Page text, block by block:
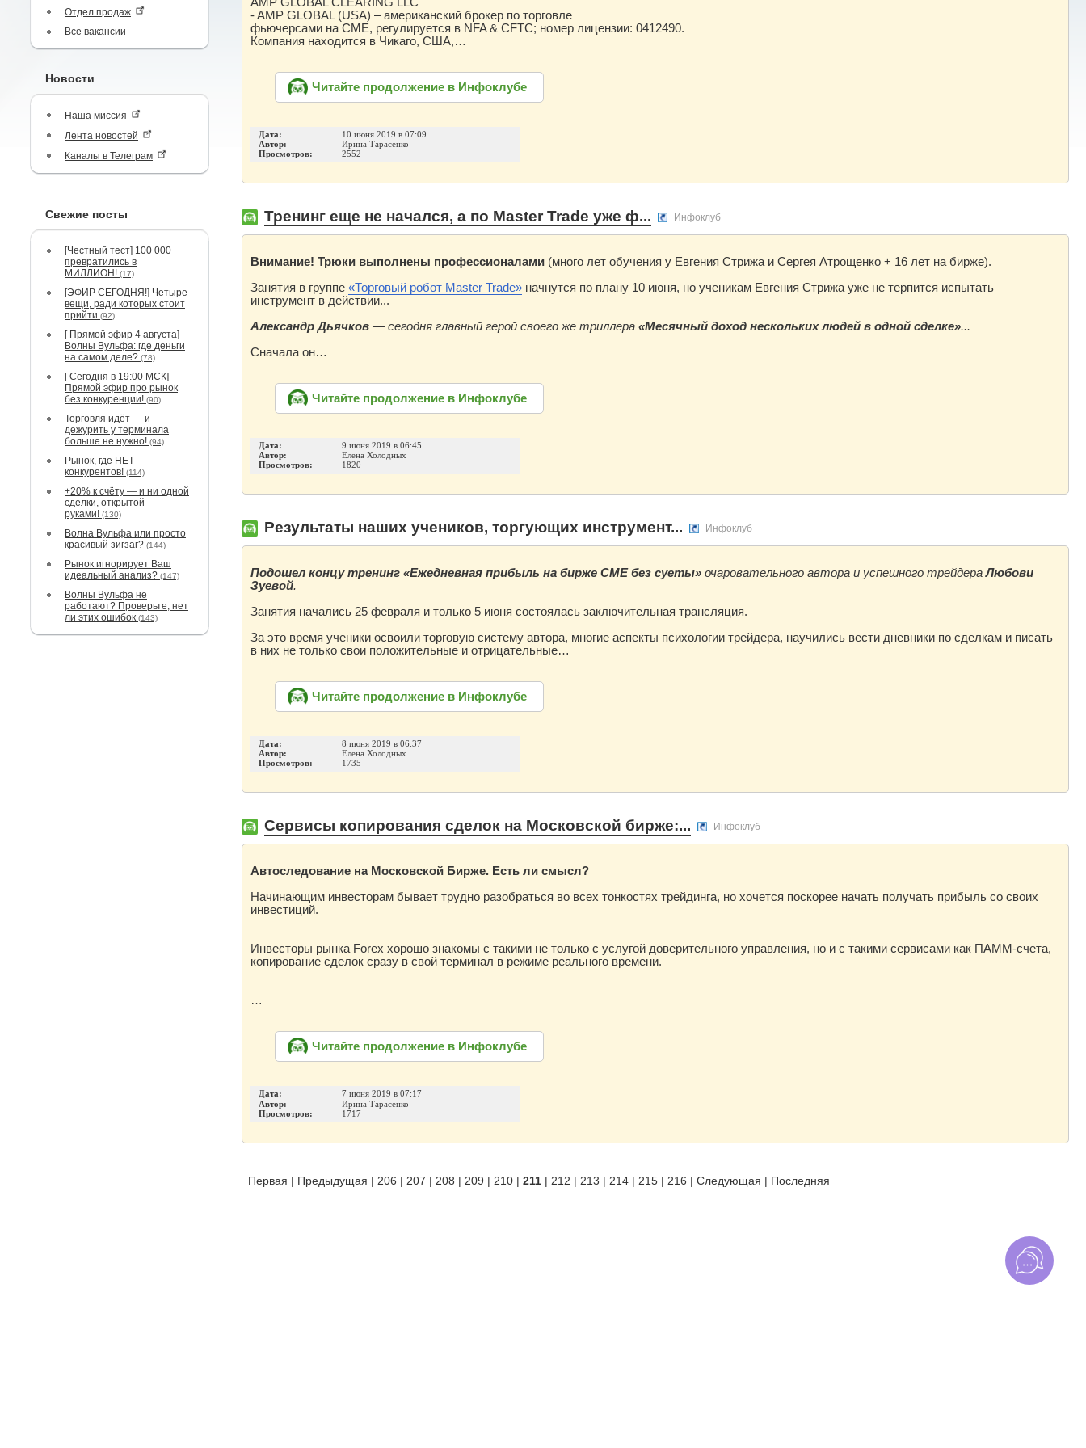
Отдел продаж
Все вакансии
Новости
Наша миссия
Лента новостей
Каналы в Телеграм
Свежие посты
[Честный тест] 100 000
превратились в
МИЛЛИОН! (17)
[ЭФИР СЕГОДНЯ!] Четыре
вещи, ради которых стоит
прийти (92)
[ Прямой эфир 4 августа]
Волны Вульфа: где деньги
на самом деле? (78)
[ Сегодня в 19:00 МСК]
Прямой эфир про рынок
без конкуренции! (90)
Торговля идёт — и
дежурить у терминала
больше не нужно! (94)
Рынок, где НЕТ
конкурентов! (114)
+20% к счёту — и ни одной
сделки, открытой
руками! (130)
Волна Вульфа или просто
красивый зигзаг? (144)
Рынок игнорирует Ваш
идеальный анализ? (147)
Волны Вульфа не
работают? Проверьте, нет
ли этих ошибок (143)
- AMP GLOBAL (USA) – американский брокер по торговле
фьючерсами на СМЕ, регулируется в NFA & CFTC; номер лицензии: 0412490.
Компания находится в Чикаго, США,…
Читайте продолжение в Инфоклубе
Дата:
10 июня 2019 в 07:09
Автор:
Ирина Тарасенко
Просмотров:
2552
Тренинг еще не начался, а по Master Trade уже ф... Инфоклуб
Внимание! Трюки выполнены профессионалами (много лет обучения у Евгения Стрижа и Сергея Атрощенко + 16 лет на бирже).
Занятия в группе «Торговый робот Master Trade» начнутся по плану 10 июня, но ученикам Евгения Стрижа уже не терпится испытать
инструмент в действии...
Александр Дьячков — сегодня главный герой своего же триллера «Месячный доход нескольких людей в одной сделке»...
Сначала он…
Читайте продолжение в Инфоклубе
Дата:
9 июня 2019 в 06:45
Автор:
Елена Холодных
Просмотров:
1820
Результаты наших учеников, торгующих инструмент... Инфоклуб
Подошел концу тренинг «Ежедневная прибыль на бирже СМЕ без суеты» очаровательного автора и успешного трейдераЛюбови
Зуевой.
Занятия начались 25 февраля и только 5 июня состоялась заключительная трансляция.
За это время ученики освоили торговую систему автора, многие аспекты психологии трейдера, научились вести дневники по сделкам и писать
в них не только свои положительные и отрицательные…
Читайте продолжение в Инфоклубе
Дата:
8 июня 2019 в 06:37
Автор:
Елена Холодных
Просмотров:
1735
Сервисы копирования сделок на Московской бирже:... Инфоклуб
Автоследование на Московской Бирже. Есть ли смысл?
Начинающим инвесторам бывает трудно разобраться во всех тонкостях трейдинга, но хочется поскорее начать получать прибыль со своих
инвестиций.
Инвесторы рынка Forex хорошо знакомы с такими не только с услугой доверительного управления, но и с такими сервисами как ПАММ-счета,
копирование сделок сразу в свой терминал в режиме реального времени.
…
Читайте продолжение в Инфоклубе
Дата:
7 июня 2019 в 07:17
Автор:
Ирина Тарасенко
Просмотров:
1717
Первая | Предыдущая | 206 | 207 | 208 | 209 | 210 | 211 | 212 | 213 | 214 | 215 | 216 | Следующая | Последняя